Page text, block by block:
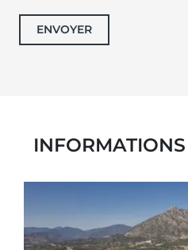
ENVOYER